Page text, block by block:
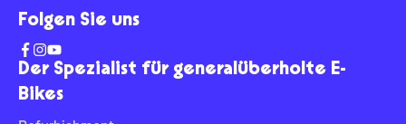
Der Spezialist für generalüberholte E-
Bikes
Folgen Sie uns